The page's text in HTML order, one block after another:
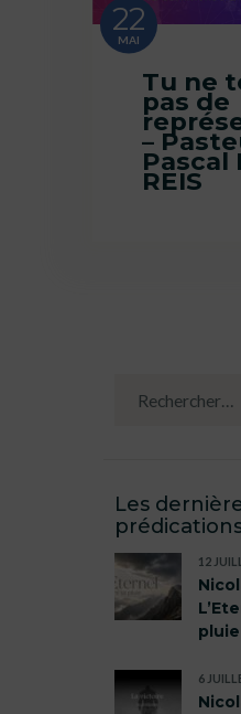
22
MAI
Tu ne
pas de
–
Pascal
REIS
Les
pluie
12
6